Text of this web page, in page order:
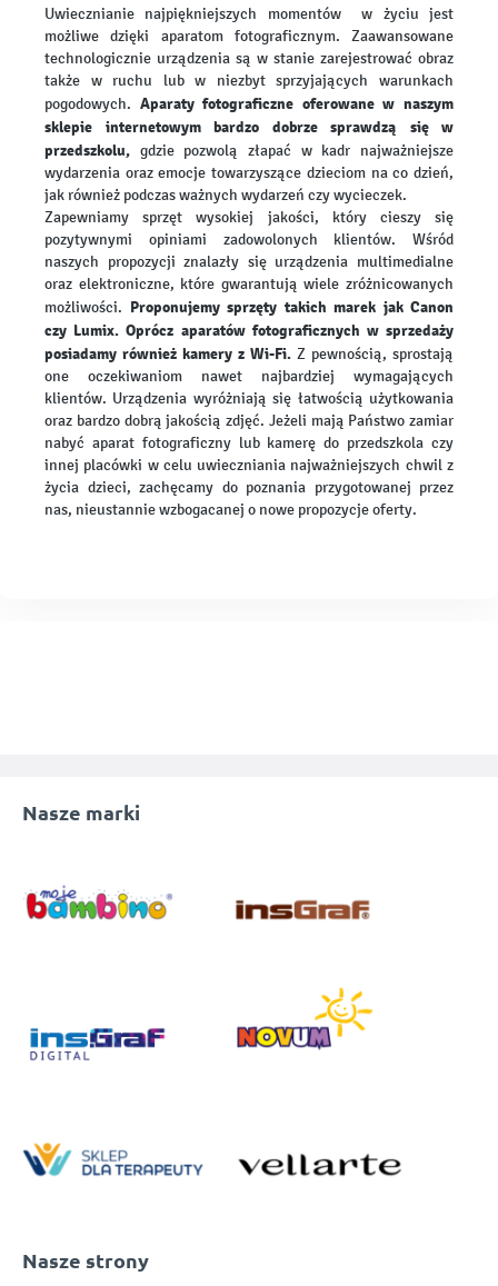
Uwiecznianie najpiękniejszych momentów w życiu jest
możliwe dzięki aparatom fotograficznym. Zaawansowane
technologicznie urządzenia są w stanie zarejestrować obraz
także w ruchu lub w niezbyt sprzyjających warunkach
pogodowych. Aparaty fotograficzne oferowane w naszym
sklepie internetowym bardzo dobrze sprawdzą się w
przedszkolu, gdzie pozwolą złapać w kadr najważniejsze
wydarzenia oraz emocje towarzyszące dzieciom na co dzień,
jak również podczas ważnych wydarzeń czy wycieczek.
Zapewniamy sprzęt wysokiej jakości, który cieszy się
pozytywnymi opiniami zadowolonych klientów. Wśród
naszych propozycji znalazły się urządzenia multimedialne
oraz elektroniczne, które gwarantują wiele zróżnicowanych
możliwości. Proponujemy sprzęty takich marek jak Canon
czy Lumix. Oprócz aparatów fotograficznych w sprzedaży
posiadamy również kamery z Wi-Fi. Z pewnością, sprostają
one oczekiwaniom nawet najbardziej wymagających
klientów. Urządzenia wyróżniają się łatwością użytkowania
oraz bardzo dobrą jakością zdjęć. Jeżeli mają Państwo zamiar
nabyć aparat fotograficzny lub kamerę do przedszkola czy
innej placówki w celu uwieczniania najważniejszych chwil z
życia dzieci, zachęcamy do poznania przygotowanej przez
nas, nieustannie wzbogacanej o nowe propozycje oferty.
Nasze marki
Nasze strony